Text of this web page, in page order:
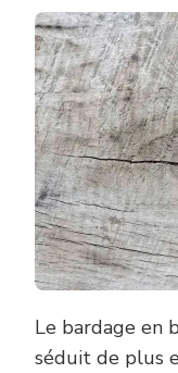
Le bardage en
séduit de plus